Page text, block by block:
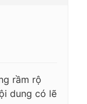
rầm rộ
dung có lẽ